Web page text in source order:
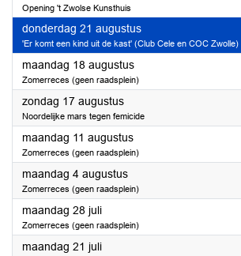
Opening 't Zwolse Kunsthuis
donderdag 21 augustus2025
'Er komt een kind uit de kast' (Club Cele en COC Zwolle)
maandag 18 augustus2025
Zomerreces (geen raadsplein)
zondag 17 augustus2025
Noordelijke mars tegen femicide
maandag 11 augustus2025
Zomerreces (geen raadsplein)
maandag 4 augustus2025
Zomerreces (geen raadsplein)
maandag 28 juli2025
Zomerreces (geen raadsplein)
maandag 21 juli2025